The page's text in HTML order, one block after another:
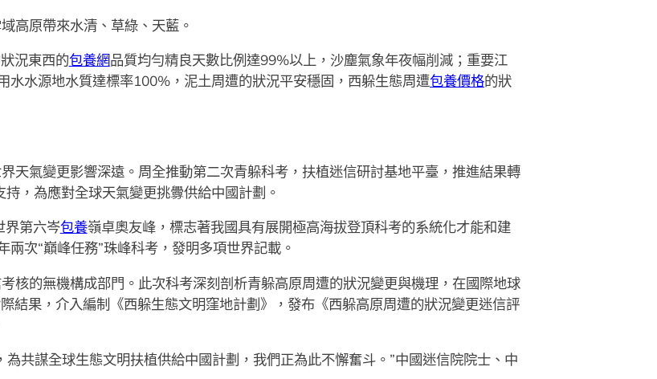
高原帶來水清、草綠、天藍。
況東西的包養網品質均勻精良天數比例達99%以上，沙塵氣象年夜幅削減；重要江
水水源地水質達標率100%，泥土周遭的狀況平安穩固，西躲生態周遭包養價格的狀
天氣變更影響深遠。周全推動第二次青躲科考，扶植迷信研討基地平臺，推進結果轉
，為應對全球天氣變更挑釁供給中國計劃。
界第六岑包養嶺卓奧友峰，標志著我國具有展開極高海拔登頂科考的系統化才能和建
次“巔峰任務”珠峰科考，發明多項世界記載。
核的無機構成部門。此次科考深刻剖析青躲高原周遭的狀況變更與機理，在國際地球
結果，介入編制《西躲生態文明窪地計劃》，發布《西躲高原周遭的狀況變更迷信評
共謀全球生態文明扶植供給中國計劃，我們正為此不懈奮斗。”中國迷信院院士、中